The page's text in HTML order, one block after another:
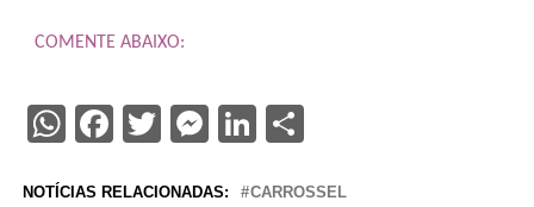
COMENTE ABAIXO:
WhatsApp
Facebook
Twitter
Messenger
LinkedIn
Share
NOTÍCIAS RELACIONADAS: CARROSSEL